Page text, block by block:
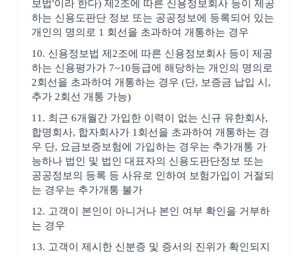
보법'이라 한다) 제2조에 따른 신용정보회사 등이 제공
하는 신용도판단 정보 또는 공공정보에 등록되어 있는
개인의 명의로 1 회선을 초과하여 개통하는 경우
10. 신용정보법 제2조에 따른 신용정보회사 등이 제공
하는 신용평가가 7~10등급에 해당하는 개인의 명의로
2회선을 초과하여 개통하는 경우 (단, 보증금 납입 시,
추가 2회선 개통 가능)
11. 최근 6개월간 가입한 이력이 없는 신규 유한회사,
합명회사, 합자회사가 1회선을 초과하여 개통하는 경
우 단, 요금보증보험에 가입하는 경우는 추가개통 가
능하나 법인 및 법인 대표자의 신용도판단정보 또는
공공정보의 등록 등 사유로 인하여 보험가입이 거절되
는 경우는 추가개통 불가
12. 고객이 본인이 아니거나 본인 여부 확인을 거부하
는 경우
13. 고객이 제시한 신분증 및 증서의 진위가 확인되지